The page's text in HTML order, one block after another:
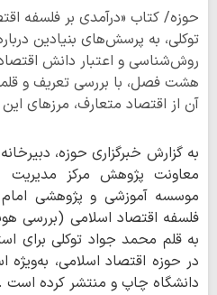
حوزه/ کتاب «درآمدی بر فلسفه
توکلی، به پرسش‌های بنیادین
روش‌شناسی و اعتبار دانش اقتصاد
هشت فصل، با بررسی تعریف و
آن از اقتصاد متعارف، مرزهای
به گزارش خبرگزاری حوزه،
معاونت پژوهش مرکز مدیریت
موسسه آموزشی و پژوهشی
فلسفه اقتصاد اسلامی (بررسی
به قلم محمد جواد توکلی برای
در حوزه اقتصاد اسلامی،
دانشگاه چاپ و منتشر کرده است .